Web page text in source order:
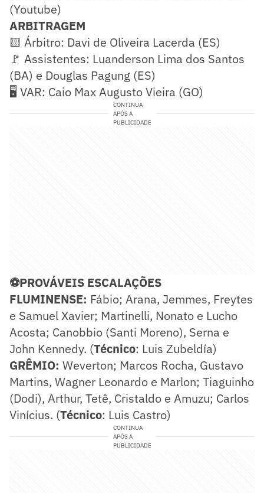
(Youtube)
ARBITRAGEM
🟨 Árbitro: Davi de Oliveira Lacerda (ES)
🚩 Assistentes: Luanderson Lima dos Santos
(BA) e Douglas Pagung (ES)
🖥️ VAR: Caio Max Augusto Vieira (GO)
CONTINUA
APÓS A
PUBLICIDADE
⚽PROVÁVEIS ESCALAÇÕES
FLUMINENSE: Fábio; Arana, Jemmes, Freytes
e Samuel Xavier; Martinelli, Nonato e Lucho
Acosta; Canobbio (Santi Moreno), Serna e
John Kennedy. (Técnico: Luis Zubeldía)
GRÊMIO: Weverton; Marcos Rocha, Gustavo
Martins, Wagner Leonardo e Marlon; Tiaguinho
(Dodi), Arthur, Tetê, Cristaldo e Amuzu; Carlos
Vinícius. (Técnico: Luis Castro)
CONTINUA
APÓS A
PUBLICIDADE